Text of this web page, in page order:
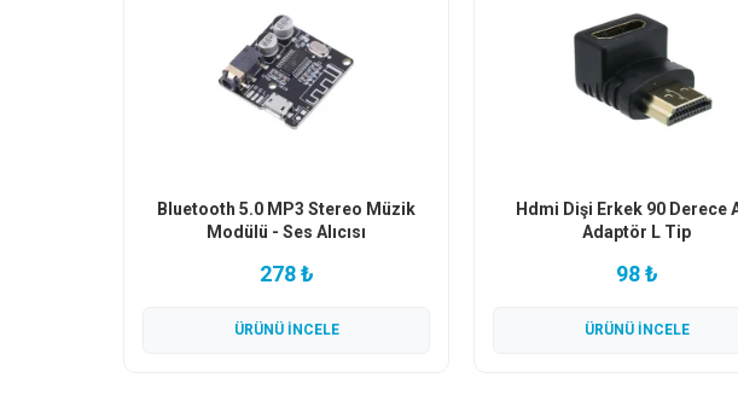
Bluetooth 5.0 MP3 Stereo Müzik
Modülü - Ses Alıcısı
278 ₺
ÜRÜNÜ İNCELE
Hdmi Dişi Erkek 90 Derece
Adaptör L Tip
98 ₺
ÜRÜNÜ İNCELE